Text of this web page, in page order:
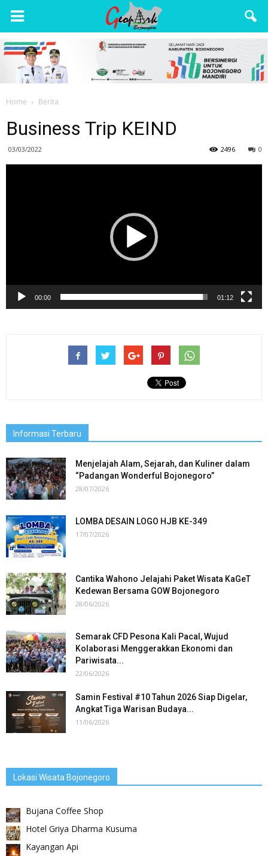
Wisata
Bojonegoro
Home Berita
Business Trip KEIND
03/03/2022 0
2496
00:00 01:12
Informasi Terbaru
Menjelajah Alam, Sejarah, dan Kuliner dalam
“Padangan Wonderful Bojonegoro”
28/07/2026
LOMBA DESAIN LOGO HJB KE-349
17/07/2026
Cantika Wahono Jelajahi Paket Wisata KaGeT
Kedewan Bersama GOW Bojonegoro
28/06/2026
Semarak CFD Pesona Kali Pacal, Wujud
Kolaborasi Menggerakkan Ekonomi dan
Pariwisata...
22/06/2026
Samin Festival #10 Tahun 2026 Siap Digelar,
Angkat Tiga Warisan Budaya...
11/06/2026
Lokasi Wisata Bojonegoro
Bujana Coffee Shop
Hotel Griya Dharma Kusuma
Kayangan Api